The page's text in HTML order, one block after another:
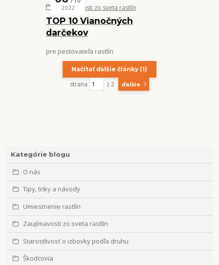
Kategórie blogu
O nás
Tipy, triky a návody
Umiestnenie rastlín
Zaujímavosti zo sveta rastlín
Starostlivosť o izbovky podľa druhu
Škodcovia
TOP 10 Vianočných
darčekov
2022
Zaujímavosti zo sveta rastlín
pre pestovateľa rastlín
Načítať ďalšie články (1)
strana z 2 ďalšie